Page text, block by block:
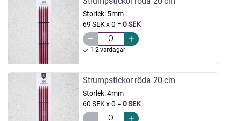
Storlek: 5mm
69 SEK x 0 = 0 SEK
1-2 vardagar
Strumpstickor röda 20 cm
Storlek:4mm
60 SEK x 0 = 0 SEK